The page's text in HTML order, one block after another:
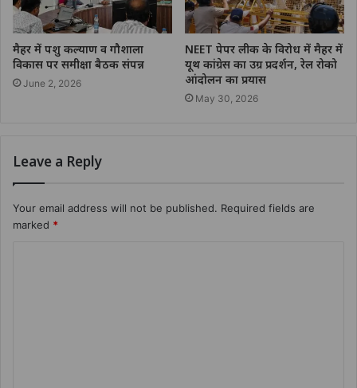
मैहर में पशु कल्याण व गौशाला
विकास पर समीक्षा बैठक संपन्न
June 2, 2026
NEET पेपर लीक के विरोध में मैहर में
यूथ कांग्रेस का उग्र प्रदर्शन, रेल रोको
आंदोलन का प्रयास
May 30, 2026
Leave a Reply
Your email address will not be published. Required fields are
marked *